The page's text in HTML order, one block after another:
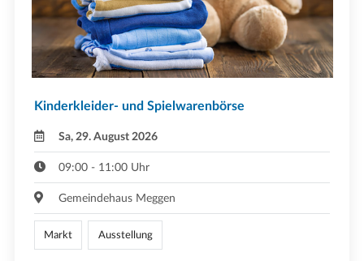
Kinderkleider- und Spielwarenbörse
Sa, 29. August 2026
09:00 - 11:00 Uhr
Gemeindehaus Meggen
Markt Ausstellung